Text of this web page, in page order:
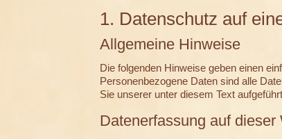
1. Datenschutz auf
Allgemeine Hinweise
Die folgenden Hinweise geben einen
Personenbezogene Daten sind alle
Sie unserer unter diesem Text
Datenerfassung auf dieser